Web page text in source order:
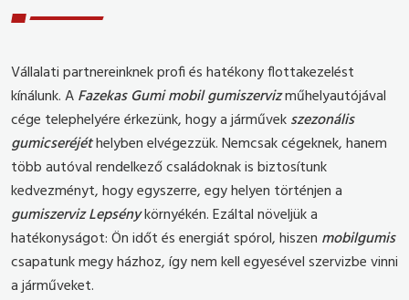
Vállalati partnereinknek profi és hatékony flottakezelést
kínálunk. AFazekas Gumi mobil gumiszervizműhelyautójával
cége telephelyére érkezünk, hogy a járművekszezonális
gumicseréjéthelyben elvégezzük. Nemcsak cégeknek, hanem
több autóval rendelkező családoknak is biztosítunk
kedvezményt, hogy egyszerre, egy helyen történjen a
gumiszerviz Lepsénykörnyékén. Ezáltal növeljük a
hatékonyságot: Ön időt és energiát spórol, hiszen mobilgumis
csapatunk megy házhoz, így nem kell egyesével szervizbe vinni
a járműveket.